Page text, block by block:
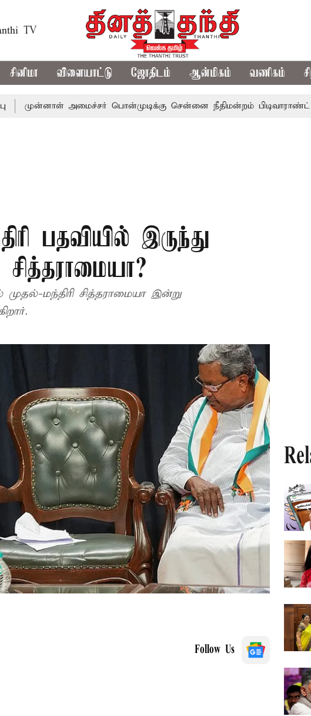
TV
சினிமா விளையாட்டு ஜோதிடம் ஆன்மிகம் வணிகம்
அமைச்சர் பொன்முடிக்கு சென்னை நீதிமன்றம் பிடிவாராண்ட்
பதவியில் இருந்து
சித்தராமையா?
முதல்-மந்திரி சித்தராமையா இன்று
Follow Us